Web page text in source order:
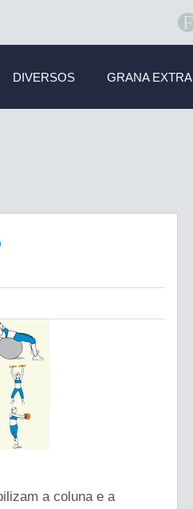
F
DIVERSOS GRANA EXTRA
a coluna e a